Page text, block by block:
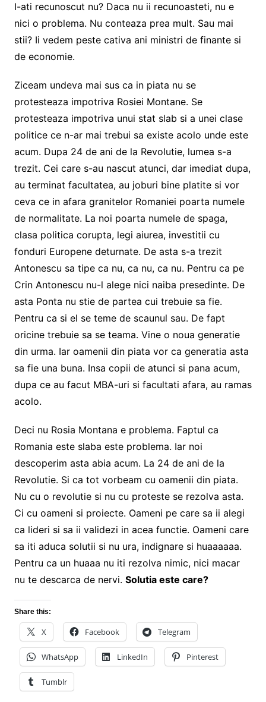
I-ati recunoscut nu? Daca nu ii recunoasteti, nu e
nici o problema. Nu conteaza prea mult. Sau mai
stii? Ii vedem peste cativa ani ministri de finante si
de economie.
Ziceam undeva mai sus ca in piata nu se
protesteaza impotriva Rosiei Montane. Se
protesteaza impotriva unui stat slab si a unei clase
politice ce n-ar mai trebui sa existe acolo unde este
acum. Dupa 24 de ani de la Revolutie, lumea s-a
trezit. Cei care s-au nascut atunci, dar imediat dupa,
au terminat facultatea, au joburi bine platite si vor
ceva ce in afara granitelor Romaniei poarta numele
de normalitate. La noi poarta numele de spaga,
clasa politica corupta, legi aiurea, investitii cu
fonduri Europene deturnate. De asta s-a trezit
Antonescu sa tipe ca nu, ca nu, ca nu. Pentru ca pe
Crin Antonescu nu-l alege nici naiba presedinte. De
asta Ponta nu stie de partea cui trebuie sa fie.
Pentru ca si el se teme de scaunul sau. De fapt
oricine trebuie sa se teama. Vine o noua generatie
din urma. Iar oamenii din piata vor ca generatia asta
sa fie una buna. Insa copii de atunci si pana acum,
dupa ce au facut MBA-uri si facultati afara, au ramas
acolo.
Deci nu Rosia Montana e problema. Faptul ca
Romania este slaba este problema. Iar noi
descoperim asta abia acum. La 24 de ani de la
Revolutie. Si ca tot vorbeam cu oamenii din piata.
Nu cu o revolutie si nu cu proteste se rezolva asta.
Ci cu oameni si proiecte. Oameni pe care sa ii alegi
ca lideri si sa ii validezi in acea functie. Oameni care
sa iti aduca solutii si nu ura, indignare si huaaaaaa.
Pentru ca un huaaa nu iti rezolva nimic, nici macar
nu te descarca de nervi. Solutia este care?
Share this:
X Facebook Telegram
WhatsApp LinkedIn Pinterest
Tumblr